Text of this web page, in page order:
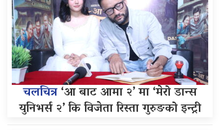
चलचित्र‘आ बाट आमा २’ मा ‘मेरो डान्स
युनिभर्स २’ कि विजेता रिस्ता गुरुङको इन्ट्री